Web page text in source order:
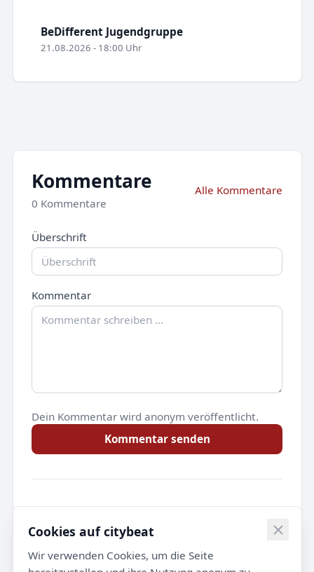
BeDifferent Jugendgruppe
21.08.2026 - 18:00 Uhr
Kommentare
0 Kommentare
Alle Kommentare
Überschrift
Kommentar
Dein Kommentar wird anonym veröffentlicht.
Kommentar senden
Noch keine Kommentare.
Cookies auf citybeat
Wir verwenden Cookies, um die Seite